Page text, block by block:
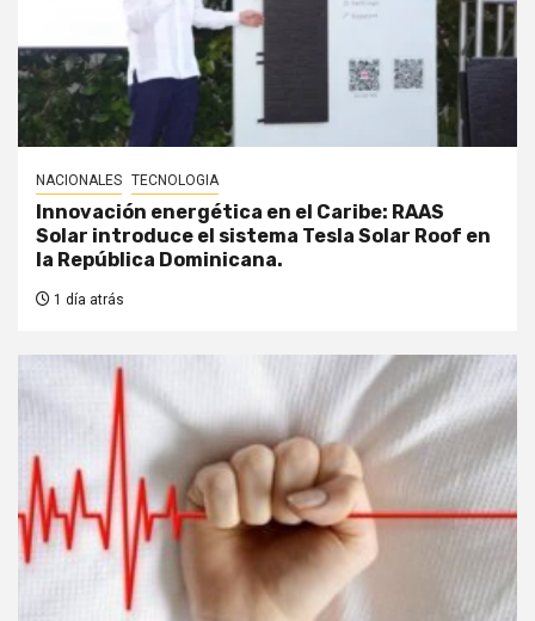
NACIONALES TECNOLOGIA
Innovación energética en el Caribe: RAAS
Solar introduce el sistema Tesla Solar Roof en
la República Dominicana.
1 día atrás